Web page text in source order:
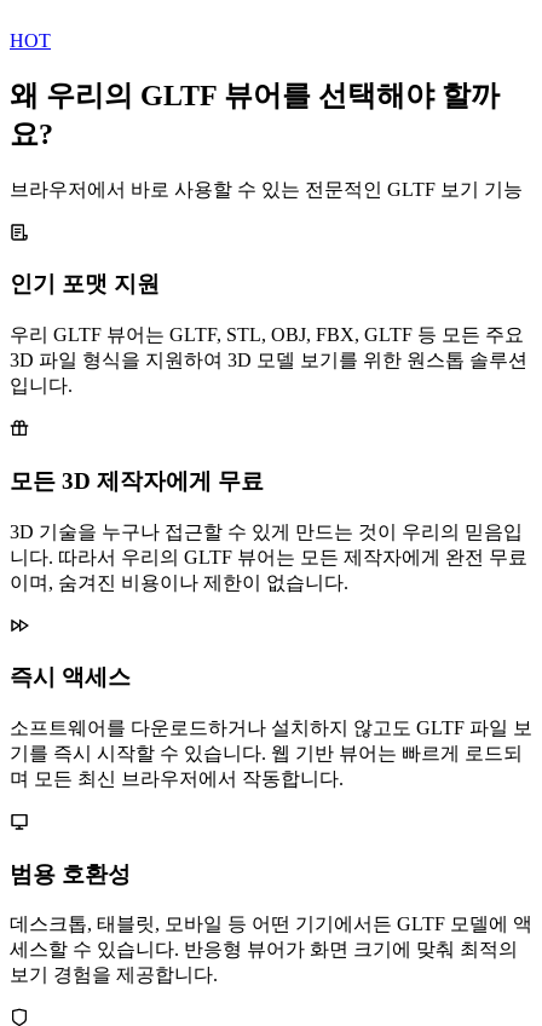
HOT
왜 우리의 GLTF 뷰어를 선택해야 할까
요?
브라우저에서 바로 사용할 수 있는 전문적인 GLTF 보기 기능
인기 포맷 지원
우리 GLTF 뷰어는 GLTF, STL, OBJ, FBX, GLTF 등 모든 주요
3D 파일 형식을 지원하여 3D 모델 보기를 위한 원스톱 솔루션
입니다.
모든 3D 제작자에게 무료
3D 기술을 누구나 접근할 수 있게 만드는 것이 우리의 믿음입
니다. 따라서 우리의 GLTF 뷰어는 모든 제작자에게 완전 무료
이며, 숨겨진 비용이나 제한이 없습니다.
즉시 액세스
소프트웨어를 다운로드하거나 설치하지 않고도 GLTF 파일 보
기를 즉시 시작할 수 있습니다. 웹 기반 뷰어는 빠르게 로드되
며 모든 최신 브라우저에서 작동합니다.
범용 호환성
데스크톱, 태블릿, 모바일 등 어떤 기기에서든 GLTF 모델에 액
세스할 수 있습니다. 반응형 뷰어가 화면 크기에 맞춰 최적의
보기 경험을 제공합니다.